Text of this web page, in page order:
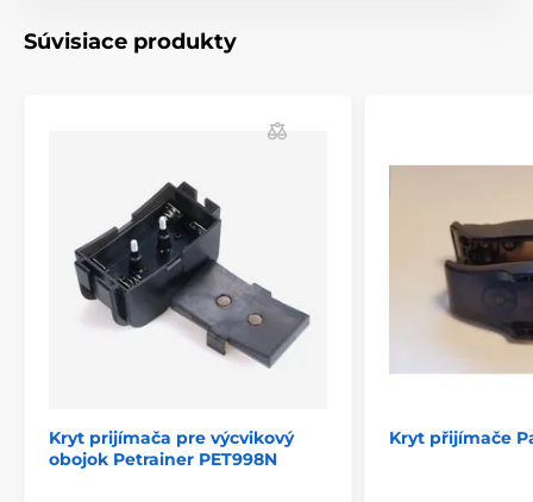
Príslušenstvo výcvikové obojky
Súvisiace produkty
Kryt prijímača pre výcvikový
obojok Petrainer PET998N
Kryt přijímače